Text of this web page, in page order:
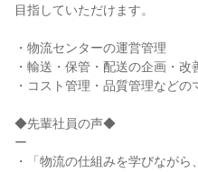
目指していただけます。
・物流センターの運営管理
・輸送・保管・配送の企画・改
・コスト管理・品質管理などの
◆先輩社員の声◆
ー
・「物流の仕組みを学びなが